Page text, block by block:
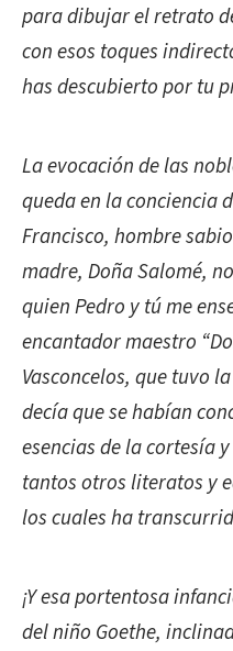
para dibujar el retrato
con esos toques
has descubierto por tu
La evocación de las
queda en la conciencia
Francisco, hombre
madre, Doña Salomé,
quien Pedro y tú me
encantador maestro
Vasconcelos, que tuvo
decía que se habían
esencias de la cortesía
tantos otros literatos y
los cuales ha
¡Y esa portentosa
del niño Goethe,